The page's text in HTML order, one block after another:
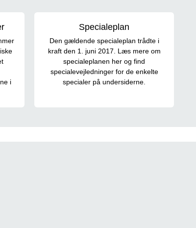
i
Specialeplan
Den gældende specialeplan trådte i
kraft den 1. juni 2017. Læs mere om
specialeplanen her og find
specialevejledninger for de enkelte
specialer på undersiderne.